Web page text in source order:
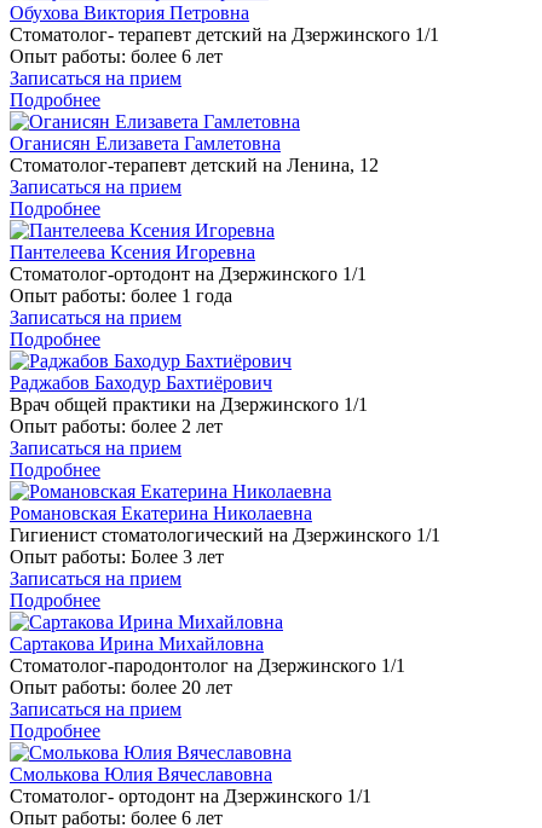
Обухова Виктория Петровна
Стоматолог- терапевт детский на Дзержинского 1/1
Опыт работы: более 6 лет
Записаться на прием
Подробнее
Оганисян Елизавета Гамлетовна
Стоматолог-терапевт детский на Ленина, 12
Записаться на прием
Подробнее
Пантелеева Ксения Игоревна
Стоматолог-ортодонт на Дзержинского 1/1
Опыт работы: более 1 года
Записаться на прием
Подробнее
Раджабов Баходур Бахтиёрович
Врач общей практики на Дзержинского 1/1
Опыт работы: более 2 лет
Записаться на прием
Подробнее
Романовская Екатерина Николаевна
Гигиенист стоматологический на Дзержинского 1/1
Опыт работы: Более 3 лет
Записаться на прием
Подробнее
Сартакова Ирина Михайловна
Стоматолог-пародонтолог на Дзержинского 1/1
Опыт работы: более 20 лет
Записаться на прием
Подробнее
Смолькова Юлия Вячеславовна
Стоматолог- ортодонт на Дзержинского 1/1
Опыт работы: более 6 лет